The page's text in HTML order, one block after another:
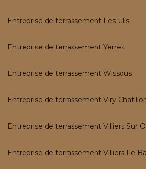
Entreprise de terrassement Les Ulis
Entreprise de terrassement Yerres
Entreprise de terrassement Wissous
Entreprise de terrassement Viry
Entreprise de terrassement Villiers Sur
Entreprise de terrassement Villiers Le